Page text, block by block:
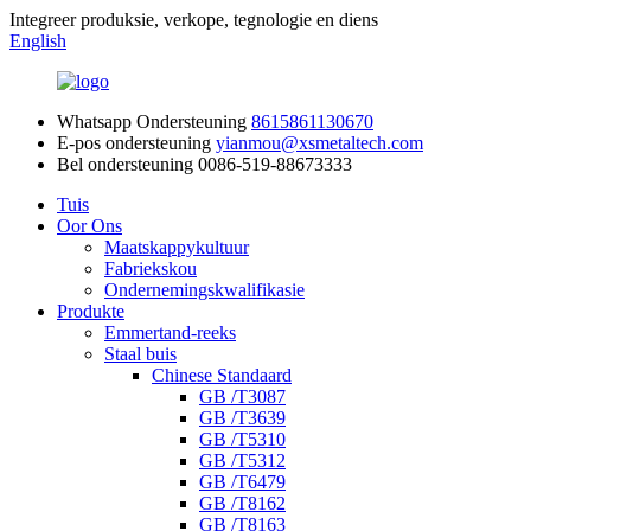
Integreer produksie, verkope, tegnologie en diens
English
Whatsapp Ondersteuning 8615861130670
E-pos ondersteuning yianmou@xsmetaltech.com
Bel ondersteuning 0086-519-88673333
Tuis
Oor Ons
Maatskappykultuur
Fabriekskou
Ondernemingskwalifikasie
Produkte
Emmertand-reeks
Staal buis
Chinese Standaard
GB /T3087
GB /T3639
GB /T5310
GB /T5312
GB /T6479
GB /T8162
GB /T8163